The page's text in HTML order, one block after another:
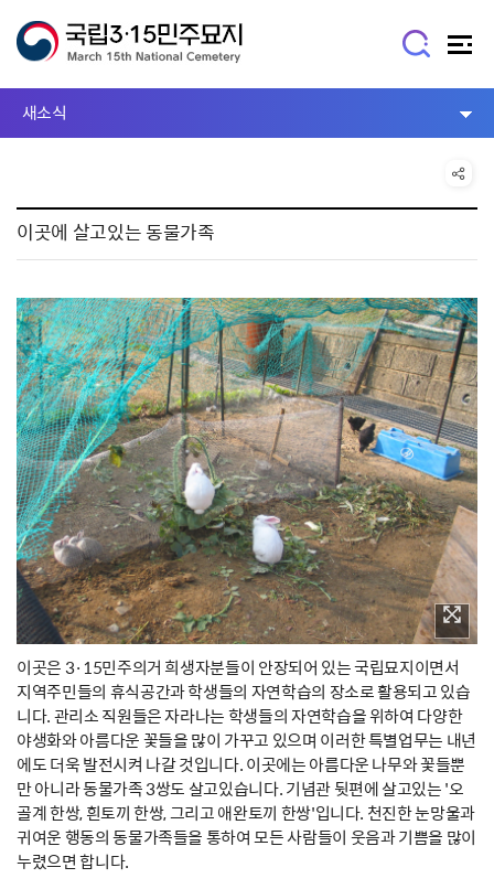
새소식
이곳에 살고있는 동물가족
이곳은 3·15민주의거 희생자분들이 안장되어 있는 국립묘지이면서
지역주민들의 휴식공간과 학생들의 자연학습의 장소로 활용되고 있습
니다. 관리소 직원들은 자라나는 학생들의 자연학습을 위하여 다양한
야생화와 아름다운 꽃들을 많이 가꾸고 있으며 이러한 특별업무는 내년
에도 더욱 발전시켜 나갈 것입니다. 이곳에는 아름다운 나무와 꽃들뿐
만 아니라 동물가족 3쌍도 살고있습니다. 기념관 뒷편에 살고있는 '오
골계 한쌍, 흰토끼 한쌍, 그리고 애완토끼 한쌍'입니다. 천진한 눈망울과
귀여운 행동의 동물가족들을 통하여 모든 사람들이 웃음과 기쁨을 많이
누렸으면 합니다.